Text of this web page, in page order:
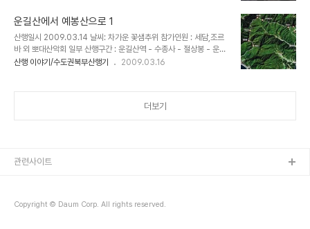
까??? 쓸데없이 앞자리에 앉았다고 ..
가파른 길을 올라 463봉을 지나면 편안한 능선길이 계속 이어지는데
미덕고개에서 도곡리로 하산이 가능한 탈출로가 있어 체력안배에 실
패했거나 컨디션이 좋지 않을때에는 이곳에서 도곡리로 하산하여 팔
당역까지 마을버스로 이동할 수 있다. 새우젓 고개에서 좌측 길로 올라
서면 463봉을 거치지 않고 이곳에서 합류한다. 물론 종주거리를 단
운길산에서 예봉산으로 1
산행일시 2009.03.14 날씨: 차가운 꽃샘추위 참가인원 : 세담,조르
바 외 뽀대산악회 일부 산행구간 : 운길산역 - 수종사 - 절상봉 - 운길
산 - 새우젓고개 - 적갑산 - 철문봉 - 예봉산 - 팔당역 - 수도권 근교
적했던 운길산이 인파로 넘쳐나고 있다. 아직은 훼손되지 않은 모습의
하는..
산행 이야기/수도권북부산행기 2009.03.16
더보기
Copyright © Daum Corp. All rights reserved.
관련사이트